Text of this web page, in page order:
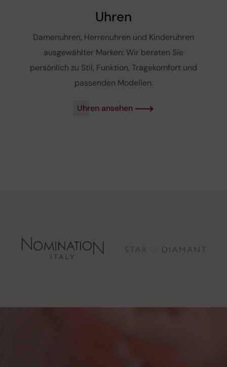
Uhren
Damenuhren, Herrenuhren und Kinderuhren
ausgewählter Marken: Wir beraten Sie
persönlich zu Stil, Funktion, Tragekomfort und
passenden Modellen.
Uhren ansehen